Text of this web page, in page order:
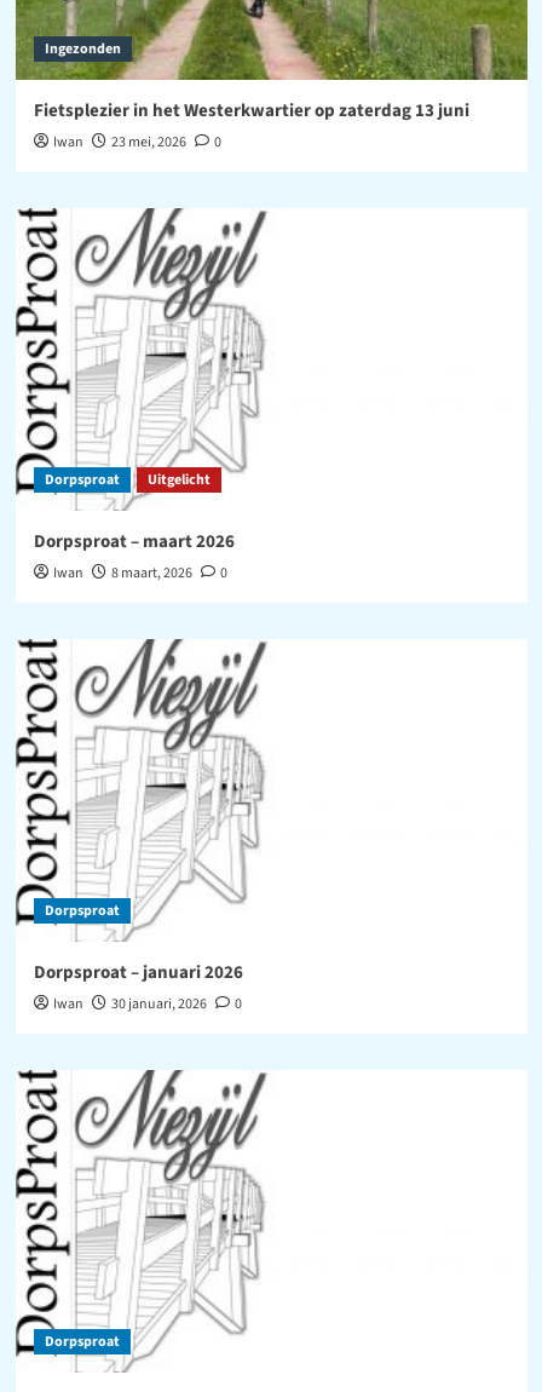
Ingezonden
Fietsplezier in het Westerkwartier op zaterdag 13 juni
Iwan 23 mei, 2026 0
Dorpsproat Uitgelicht
Dorpsproat – maart 2026
Iwan 8 maart, 2026 0
Dorpsproat
Dorpsproat – januari 2026
Iwan 30 januari, 2026 0
Dorpsproat